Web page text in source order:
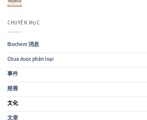
CHUYÊN MỤC
Biochem 消息
Chưa được phân loại
事件
慈善
文化